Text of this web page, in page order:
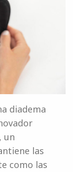
diadema
un
las
como las